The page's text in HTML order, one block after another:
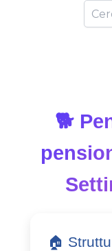
🐕
🏠